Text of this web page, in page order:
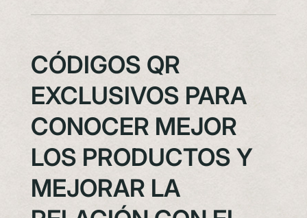
CÓDIGOS QR
EXCLUSIVOS PARA
CONOCER MEJOR
LOS PRODUCTOS Y
MEJORAR LA